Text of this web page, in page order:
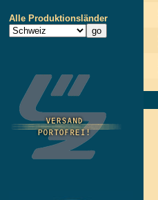
Alle Produktionsländer